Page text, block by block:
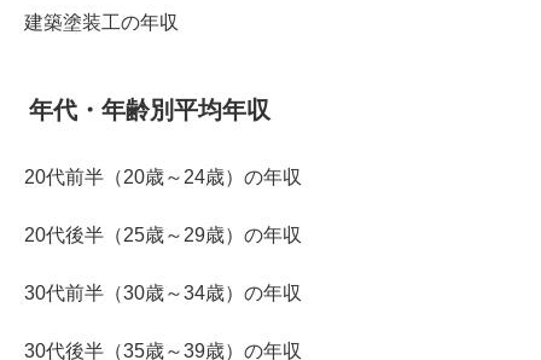
建築塗装工の年収
年代・年齢別平均年収
20代前半（20歳～24歳）の年収
20代後半（25歳～29歳）の年収
30代前半（30歳～34歳）の年収
30代後半（35歳～39歳）の年収